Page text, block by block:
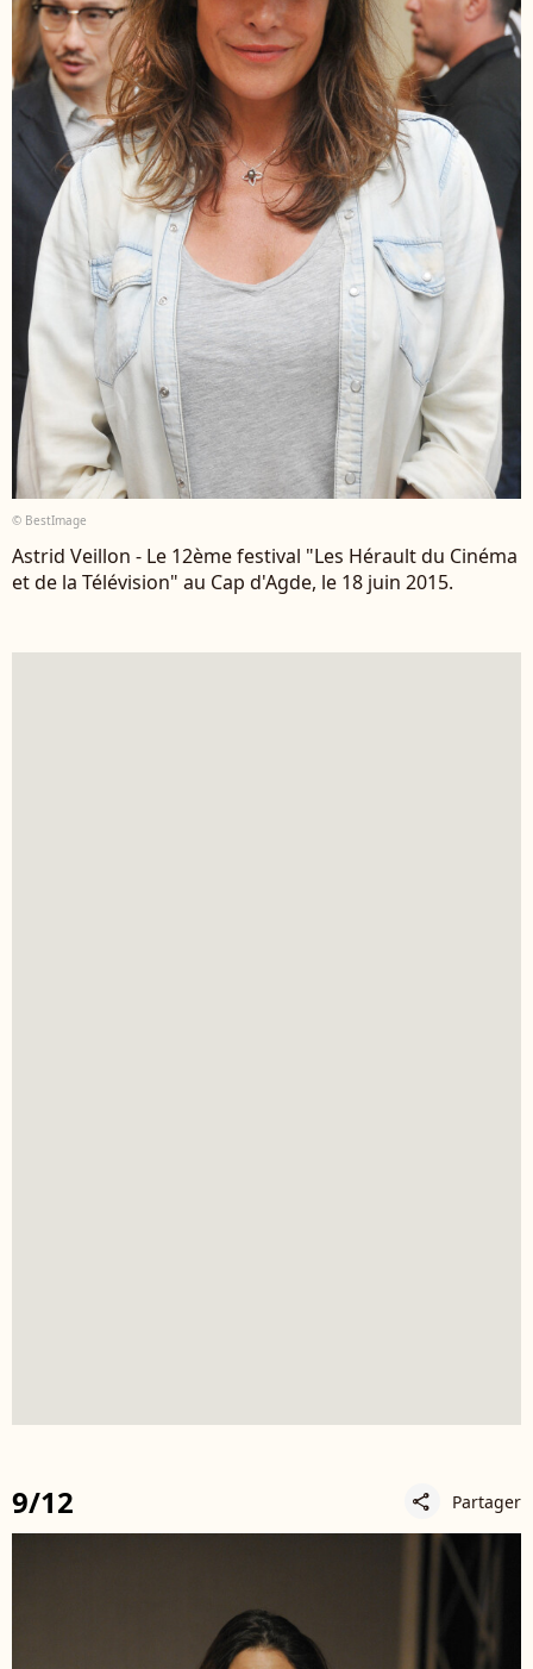
© BestImage
Astrid Veillon - Le 12ème festival "Les Hérault du Cinéma
et de la Télévision" au Cap d'Agde, le 18 juin 2015.
9/12 share Partager